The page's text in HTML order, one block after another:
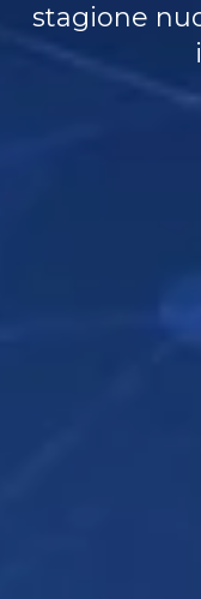
stagione